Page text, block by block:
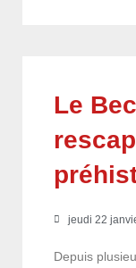
Le
jeudi 22
Depuis